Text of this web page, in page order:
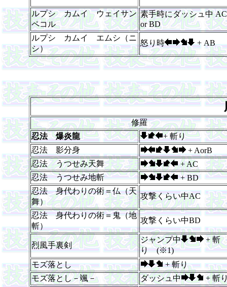
ルプシ カムイ ウェイサン
ペコル
素手時にダッシュ中 AC
or BD
ルプシ カムイ エムシ（ニ
シ）
怒り時 + AB
修羅
忍法 爆炎龍
+ 斬り
忍法 影分身
+ AorB
忍法 うつせみ天舞
+ AC
忍法 うつせみ地斬
+ BD
忍法 身代わりの術＝仏（天
舞）
攻撃くらい中AC
忍法 身代わりの術＝鬼（地
斬）
攻撃くらい中BD
烈風手裏剣
ジャンプ中
+ 斬
り (※1)
モズ落とし
+ 斬り
モズ落とし－颯－
ダッシュ中 + 斬